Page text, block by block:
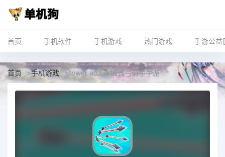
首页 手机软件 手机游戏 热门游戏 手游公益
首页 >手机游戏 >tower archer塔式弓箭手手游